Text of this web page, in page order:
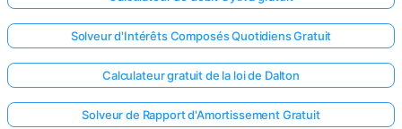
Solveur d'Intérêts Composés Quotidiens Gratuit
Calculateur gratuit de la loi de Dalton
Solveur de Rapport d'Amortissement Gratuit